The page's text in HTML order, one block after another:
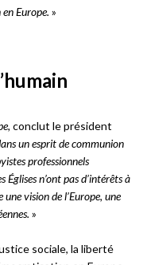
Europe. »
conclut le président
un esprit de communion
professionnels
Églises n’ont pas d’intérêts à
vision de l’Europe, une
»
sociale, la liberté